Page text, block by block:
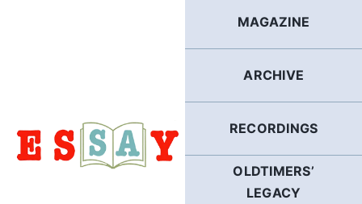
MAGAZINE
ARCHIVE
RECORDINGS
OLDTIMERS’
LEGACY